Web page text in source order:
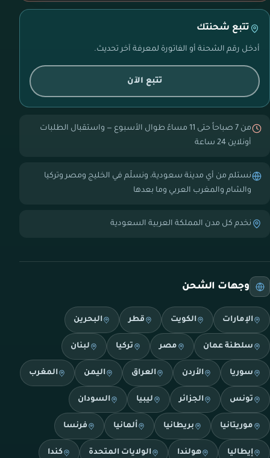
تتبع شحنتك
أدخل رقم الشحنة أو الفاتورة لمعرفة آخر تحديث.
تتبع الآن
من 7 صباحاً حتى 11 مساءً طوال الأسبوع — واستقبال الطلبات
أونلاين 24 ساعة
نستلم من أي مدينة سعودية، ونسلّم في الخليج ومصر وتركيا
والشام والمغرب العربي وما بعدها
نخدم كل مدن المملكة العربية السعودية
وجهات الشحن
الإمارات الكويت قطر البحرين
سلطنة عمان مصر تركيا لبنان
سوريا الأردن العراق اليمن المغرب
تونس الجزائر ليبيا السودان
موريتانيا بريطانيا ألمانيا فرنسا
إيطاليا هولندا الولايات المتحدة كندا